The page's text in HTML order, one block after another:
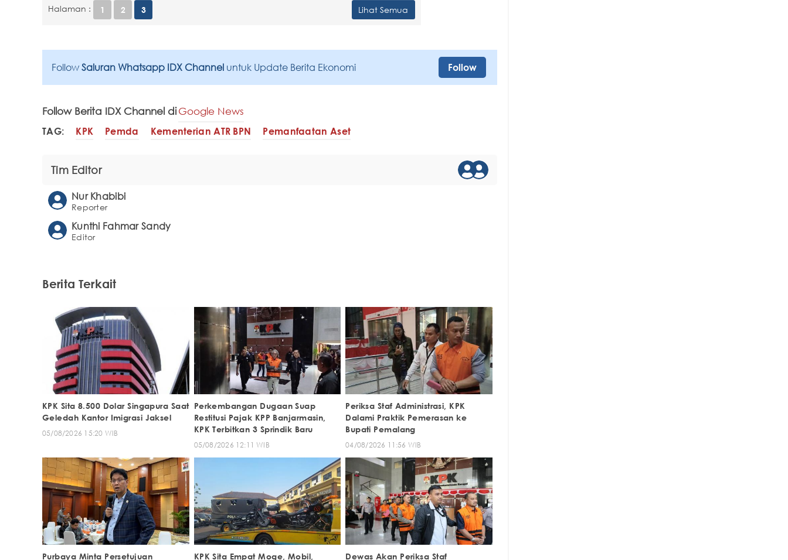
Halaman : 1 2 3 Lihat Semua
Follow Saluran Whatsapp IDX Channel untuk Update Berita Ekonomi Follow
Follow Berita IDX Channel diGoogle News
TAG: KPK Pemda Kementerian ATR BPN Pemanfaatan Aset
Tim Editor
Nur Khabibi
Reporter
Kunthi Fahmar Sandy
Editor
Berita Terkait
KPK Sita 8.500 Dolar Singapura Saat
Geledah Kantor Imigrasi Jaksel
05/08/2026 15:20 WIB
Perkembangan Dugaan Suap
Restitusi Pajak KPP Banjarmasin,
KPK Terbitkan 3 Sprindik Baru
05/08/2026 12:11 WIB
Periksa Staf Administrasi, KPK
Dalami Praktik Pemerasan ke
Bupati Pemalang
04/08/2026 11:56 WIB
Purbaya Minta Persetujuan KPK Sita Empat Moge, Mobil, Dewas Akan Periksa Staf